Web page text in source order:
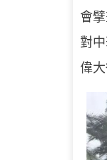
會
對
偉